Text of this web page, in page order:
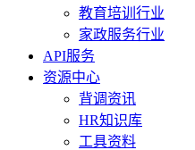
教育培训行业
家政服务行业
API服务
资源中心
背调资讯
HR知识库
工具资料